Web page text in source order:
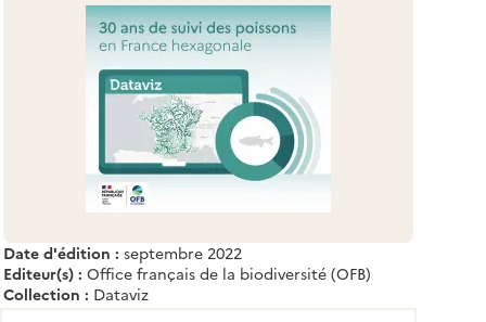
Date d'édition : septembre 2022
Editeur(s) : Office français de la biodiversité (OFB)
Collection : Dataviz